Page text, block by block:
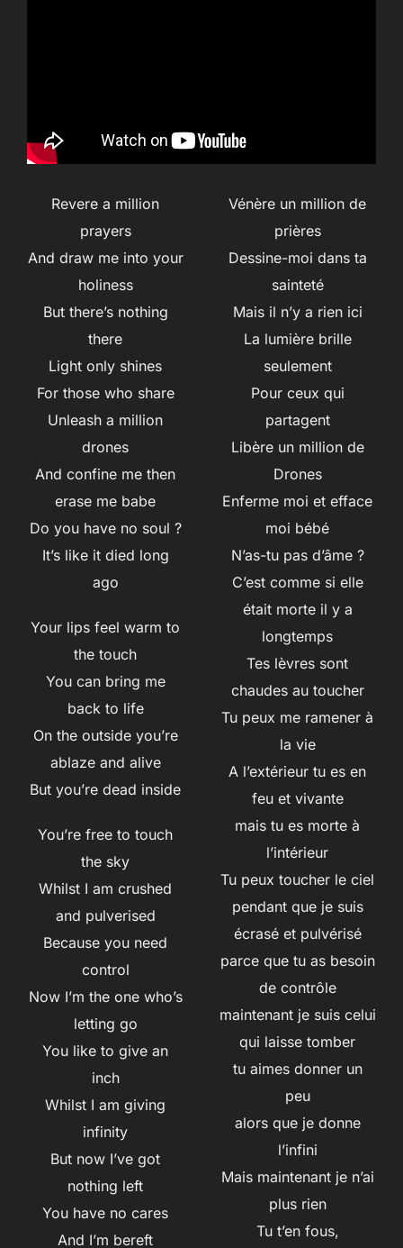
Revere a million
prayers
And draw me into your
holiness
But there’s nothing
there
Light only shines
For those who share
Unleash a million
drones
And confine me then
erase me babe
Do you have no soul ?
It’s like it died long
ago
Your lips feel warm to
the touch
You can bring me
back to life
On the outside you’re
ablaze and alive
But you’re dead inside
You’re free to touch
the sky
Whilst I am crushed
and pulverised
Because you need
control
Now I’m the one who’s
letting go
You like to give an
inch
Whilst I am giving
infinity
But now I’ve got
nothing left
You have no cares
And I’m bereft
Vénère un million de
prières
Dessine-moi dans ta
sainteté
Mais il n’y a rien ici
La lumière brille
seulement
Pour ceux qui
partagent
Libère un million de
Drones
Enferme moi et efface
moi bébé
N’as-tu pas d’âme ?
C’est comme si elle
était morte il y a
longtemps
Tes lèvres sont
chaudes au toucher
Tu peux me ramener à
la vie
A l’extérieur tu es en
feu et vivante
mais tu es morte à
l’intérieur
Tu peux toucher le ciel
pendant que je suis
écrasé et pulvérisé
parce que tu as besoin
de contrôle
maintenant je suis celui
qui laisse tomber
tu aimes donner un
peu
alors que je donne
l’infini
Mais maintenant je n’ai
plus rien
Tu t’en fous,